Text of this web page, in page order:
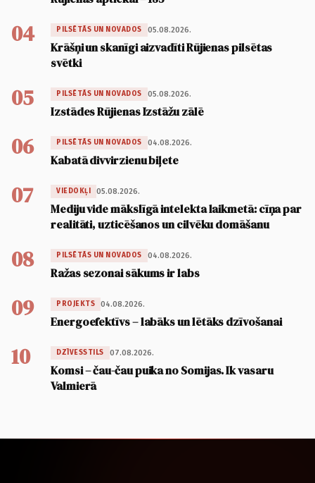
04 PILSĒTĀS UN NOVADOS 05.08.2026.
Krāšņi un skanīgi aizvadīti Rūjienas pilsētas
svētki
05 PILSĒTĀS UN NOVADOS 05.08.2026.
Izstādes Rūjienas Izstāžu zālē
06 PILSĒTĀS UN NOVADOS 04.08.2026.
Kabatā divvirzienu biļete
07 VIEDOKĻI 05.08.2026.
Mediju vide mākslīgā intelekta laikmetā: cīņa par
realitāti, uzticēšanos un cilvēku domāšanu
08 PILSĒTĀS UN NOVADOS 04.08.2026.
Ražas sezonai sākums ir labs
09 PROJEKTS 04.08.2026.
Energoefektīvs – labāks un lētāks dzīvošanai
10 DZĪVESSTILS 07.08.2026.
Komsi – čau-čau puika no Somijas. Ik vasaru
Valmierā